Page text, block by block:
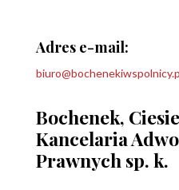
Adres e-mail:
Bochenek,
Kancelaria
Prawnych sp. k.